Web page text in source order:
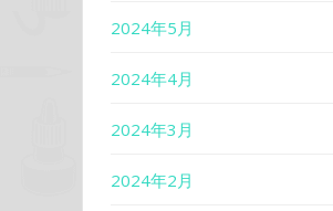
2024年5月
2024年4月
2024年3月
2024年2月